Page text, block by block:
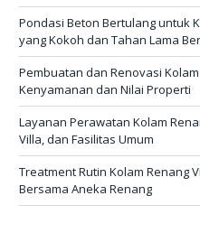
Pondasi Beton Bertulang untuk
yang Kokoh dan Tahan Lama
Pembuatan dan Renovasi
Kenyamanan dan Nilai Properti
Layanan Perawatan Kolam
Villa, dan Fasilitas Umum
Treatment Rutin Kolam Renang
Bersama Aneka Renang